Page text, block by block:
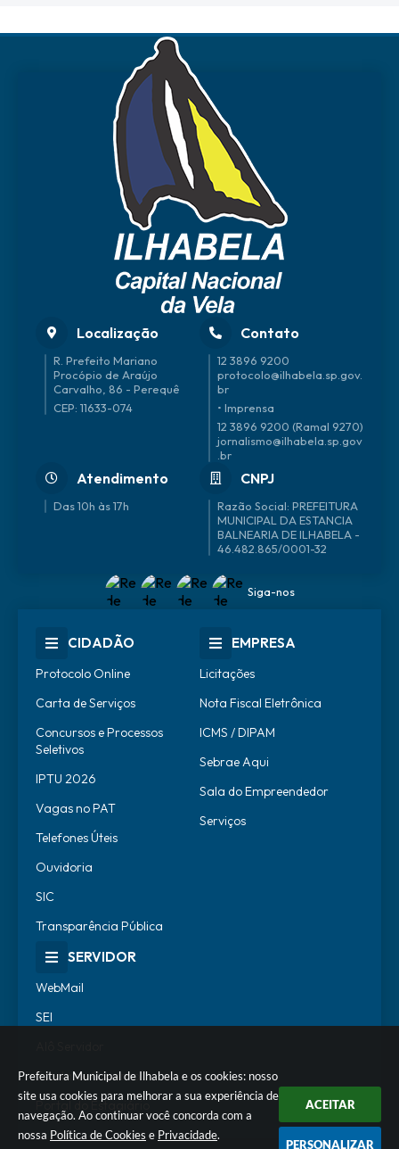
Prefeitura Municipal de Ilhabela e os cookies: nosso
site usa cookies para melhorar a sua experiência de
navegação. Ao continuar você concorda com a
nossa Política de Cookies e Privacidade.
ACEITAR
PERSONALIZAR
Localização
R. Prefeito Mariano
Procópio de Araújo
Carvalho, 86 - Perequê
CEP: 11633-074
Contato
12 3896 9200
protocolo@ilhabela.sp.gov.
br
• Imprensa
12 3896 9200 (Ramal 9270)
jornalismo@ilhabela.sp.gov
.br
Atendimento
Das 10h às 17h
CNPJ
46.482.865/0001-32
Siga-nos
CIDADÃO
Protocolo Online
Carta de Serviços
Concursos e Processos
Seletivos
IPTU 2026
Vagas no PAT
Telefones Úteis
Ouvidoria
SIC
Transparência Pública
EMPRESA
Licitações
Nota Fiscal Eletrônica
ICMS / DIPAM
Sebrae Aqui
Sala do Empreendedor
Serviços
SERVIDOR
WebMail
SEI
Escola de Governo
Portal do Estagiário